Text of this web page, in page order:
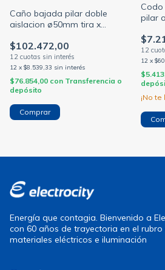
Caño bajada pilar doble
aislacion ø50mm tira x
$102.472,00
12 x $8.539,33 sin interés
$76.854,00 con Transferencia o
depósito
pilar
12 x
¡No
Energía que contagia. Bienvenido a
con 60 años de trayectoria en el
materiales eléctricos e iluminación